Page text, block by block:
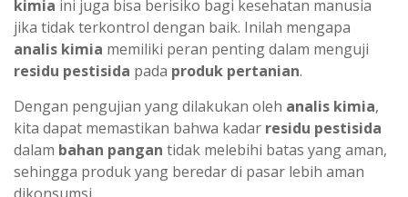
kimia ini juga bisa berisiko bagi kesehatan manusia
jika tidak terkontrol dengan baik. Inilah mengapa
analis kimia memiliki peran penting dalam menguji
residu pestisida pada produk pertanian.
Dengan pengujian yang dilakukan oleh analis kimia,
kita dapat memastikan bahwa kadar residu pestisida
dalam bahan pangan tidak melebihi batas yang aman,
sehingga produk yang beredar di pasar lebih aman